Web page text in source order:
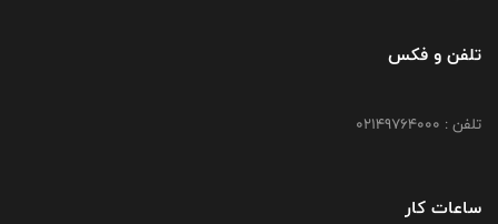
تلفن و فکس
تلفن : 02149764000
ساعات کار